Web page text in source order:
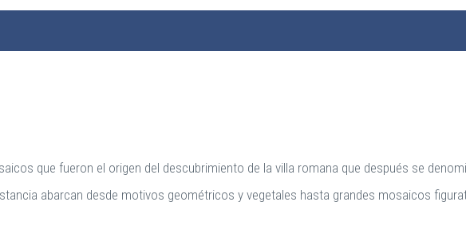
que fueron el origen del descubrimiento de la villa romana que después se
abarcan desde motivos geométricos y vegetales hasta grandes mosaicos